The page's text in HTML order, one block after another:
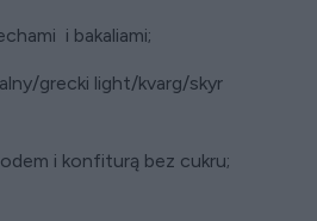
i bakaliami;
grecki light/kvarg/skyr
i konfiturą bez cukru;